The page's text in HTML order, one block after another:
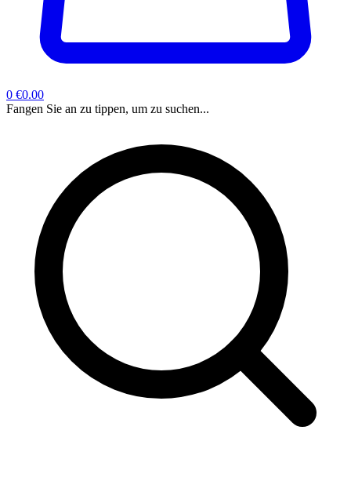
0 €0.00
Fangen Sie an zu tippen, um zu suchen...